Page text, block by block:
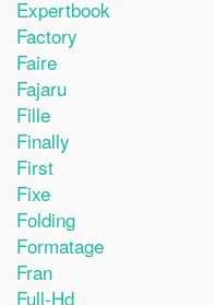
Expertbook
Factory
Faire
Fajaru
Fille
Finally
First
Fixe
Folding
Formatage
Fran
Full-Hd